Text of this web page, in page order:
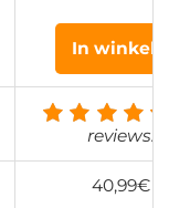
Waterdicht
ndig
Filter Grijsfilter
Xcel Serie
In
reviews.
40,99€